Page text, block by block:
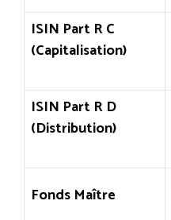
ISIN Part R C
(Capitalisation)
ISIN Part R D
(Distribution)
Fonds Maître